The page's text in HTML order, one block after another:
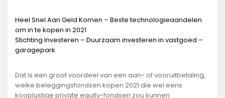
Heel Snel Aan Geld Komen – Beste technologieaandelen
om in te kopen in 2021
Stichting Investeren – Duurzaam investeren in vastgoed –
garagepark
Dat is een groot voordeel van een aan- of vooruitbetaling,
welke beleggingsfondsen kopen 2021 die wel eens
kooplustige private equity-fondsen zou kunnen